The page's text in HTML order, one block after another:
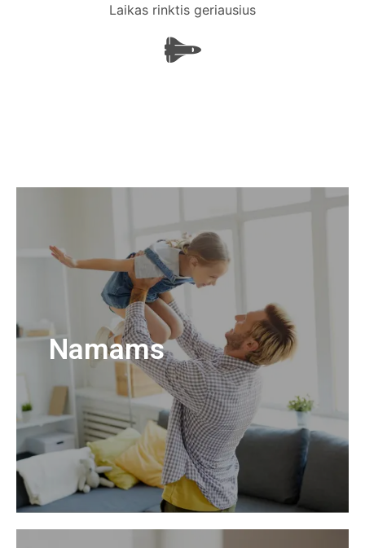
Laikas rinktis geriausius
Namams